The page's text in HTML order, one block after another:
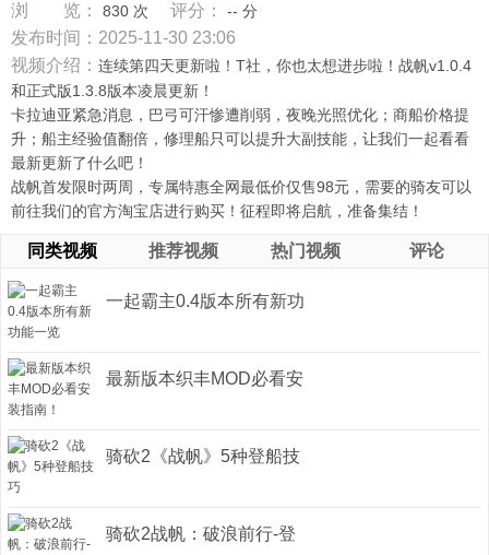
浏 览：
830 次 评分： -- 分
发布时间：2025-11-30 23:06
视频介绍： 连续第四天更新啦！T社，你也太想进步啦！战帆v1.0.4
和正式版1.3.8版本凌晨更新！
卡拉迪亚紧急消息，巴弓可汗惨遭削弱，夜晚光照优化；商船价格提
升；船主经验值翻倍，修理船只可以提升大副技能，让我们一起看看
最新更新了什么吧！
战帆首发限时两周，专属特惠全网最低价仅售98元，需要的骑友可以
前往我们的官方淘宝店进行购买！征程即将启航，准备集结！
同类视频 推荐视频 热门视频 评论
一起霸主0.4版本所有新功
最新版本织丰MOD必看安
骑砍2《战帆》5种登船技
骑砍2战帆：破浪前行-登